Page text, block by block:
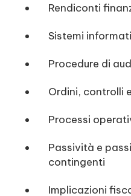
Rendiconti
Sistemi
Procedure di
Ordini, controlli
Processi
Passività e
contingenti
Implicazioni